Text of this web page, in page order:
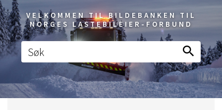
VELKOMMEN TIL BILDEBANKEN TIL
NORGES LASTEBILEIER-FORBUND